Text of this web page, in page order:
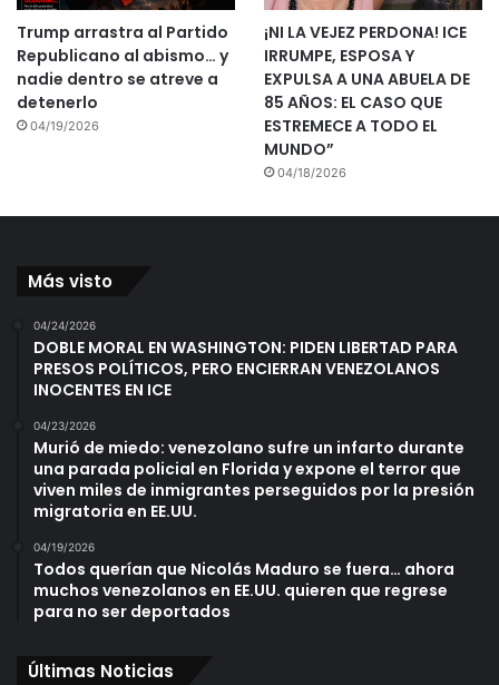
Trump arrastra al Partido
Republicano al abismo… y
nadie dentro se atreve a
detenerlo
04/19/2026
¡NI LA VEJEZ PERDONA! ICE
IRRUMPE, ESPOSA Y
EXPULSA A UNA ABUELA DE
85 AÑOS: EL CASO QUE
ESTREMECE A TODO EL
MUNDO”
04/18/2026
Más visto
04/24/2026
DOBLE MORAL EN WASHINGTON: PIDEN LIBERTAD PARA
PRESOS POLÍTICOS, PERO ENCIERRAN VENEZOLANOS
INOCENTES EN ICE
04/23/2026
Murió de miedo: venezolano sufre un infarto durante
una parada policial en Florida y expone el terror que
viven miles de inmigrantes perseguidos por la presión
migratoria en EE.UU.
04/19/2026
Todos querían que Nicolás Maduro se fuera… ahora
muchos venezolanos en EE.UU. quieren que regrese
para no ser deportados
Últimas Noticias